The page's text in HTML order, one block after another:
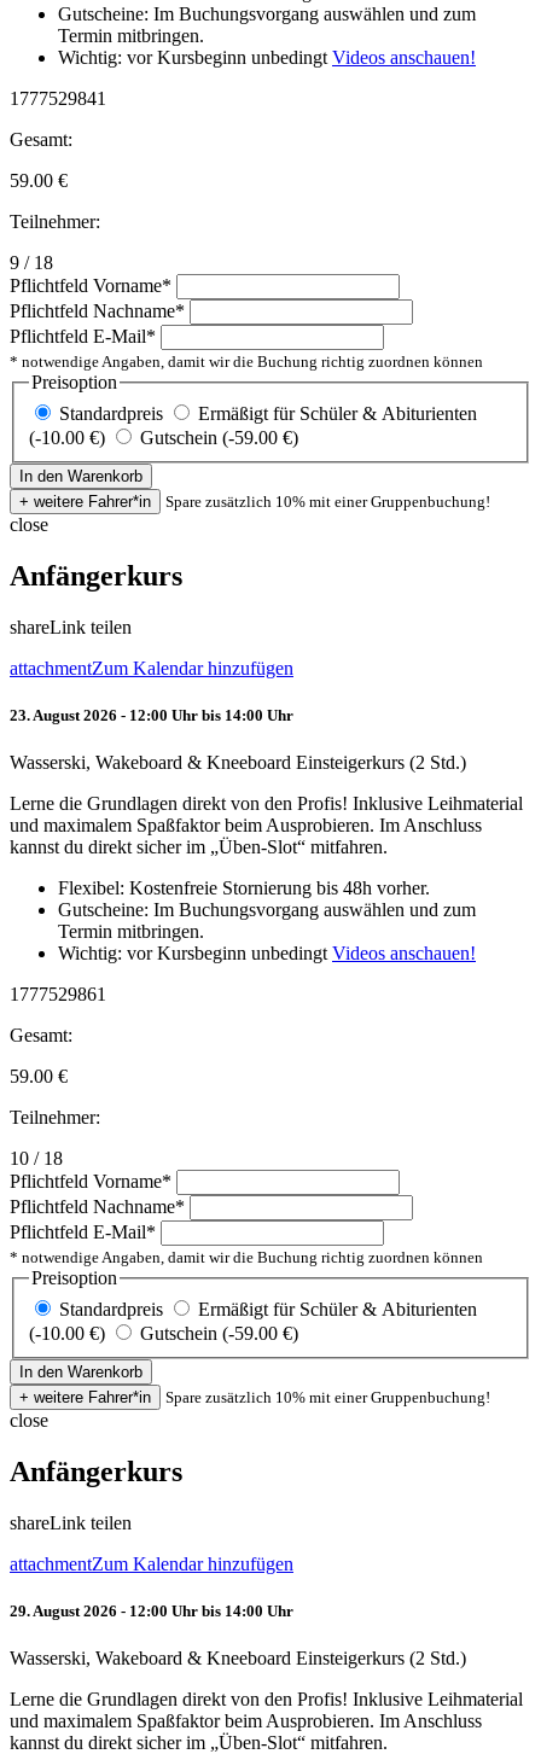
Gutscheine: Im Buchungsvorgang auswählen und zum
Termin mitbringen.
Wichtig: vor Kursbeginn unbedingtVideos anschauen!
1777529841
Gesamt:
59.00 €
Teilnehmer:
9 / 18
Pflichtfeld Vorname*
Pflichtfeld Nachname*
Pflichtfeld E-Mail*
* notwendige Angaben, damit wir die Buchung richtig zuordnen können
Preisoption
Standardpreis
Ermäßigt für Schüler & Abiturienten
(-10.00 €)
Gutschein (-59.00 €)
Spare zusätzlich 10% mit einer Gruppenbuchung!
close
Anfängerkurs
shareLink teilen
attachmentZum Kalendar hinzufügen
23. August 2026 - 12:00 Uhr bis 14:00 Uhr
Wasserski, Wakeboard & Kneeboard Einsteigerkurs (2 Std.)
Lerne die Grundlagen direkt von den Profis! Inklusive Leihmaterial
und maximalem Spaßfaktor beim Ausprobieren. Im Anschluss
kannst du direkt sicher im „Üben-Slot“ mitfahren.
Flexibel: Kostenfreie Stornierung bis 48h vorher.
Gutscheine: Im Buchungsvorgang auswählen und zum
Termin mitbringen.
Wichtig: vor Kursbeginn unbedingt Videos anschauen!
1777529861
Gesamt:
59.00 €
Teilnehmer:
10 / 18
Pflichtfeld Vorname*
Pflichtfeld Nachname*
Pflichtfeld E-Mail*
* notwendige Angaben, damit wir die Buchung richtig zuordnen können
Preisoption
Standardpreis
Ermäßigt für Schüler & Abiturienten
(-10.00 €)
Gutschein (-59.00 €)
Spare zusätzlich 10% mit einer Gruppenbuchung!
close
Anfängerkurs
shareLink teilen
attachmentZum Kalendar hinzufügen
29. August 2026 - 12:00 Uhr bis 14:00 Uhr
Wasserski, Wakeboard & Kneeboard Einsteigerkurs (2 Std.)
Lerne die Grundlagen direkt von den Profis! Inklusive Leihmaterial
und maximalem Spaßfaktor beim Ausprobieren. Im Anschluss
kannst du direkt sicher im „Üben-Slot“ mitfahren.